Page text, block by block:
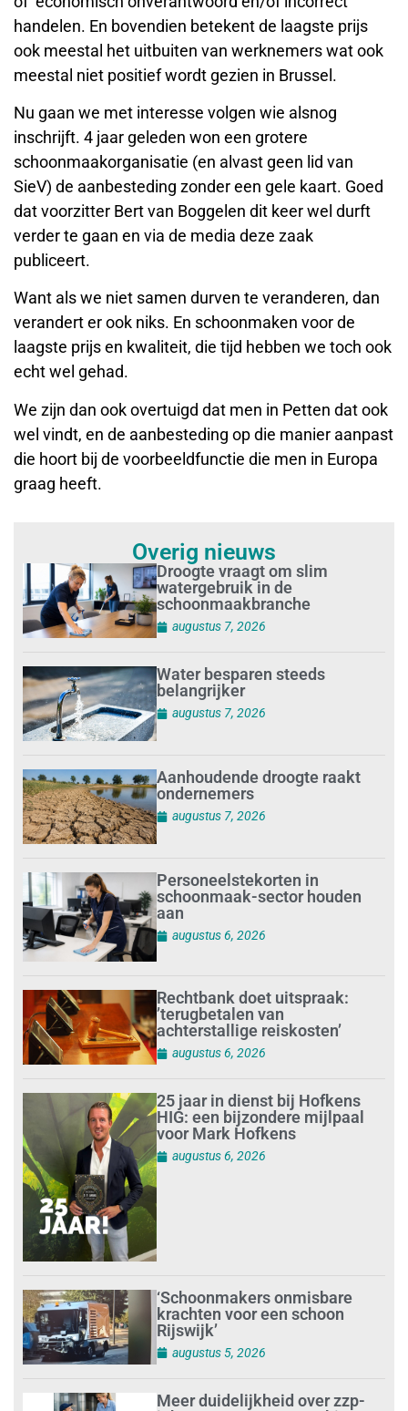
handelen. En bovendien betekent de laagste prijs
ook meestal het uitbuiten van werknemers wat ook
meestal niet positief wordt gezien in Brussel.
Nu gaan we met interesse volgen wie alsnog
inschrijft. 4 jaar geleden won een grotere
schoonmaakorganisatie (en alvast geen lid van
SieV) de aanbesteding zonder een gele kaart. Goed
dat voorzitter Bert van Boggelen dit keer wel durft
verder te gaan en via de media deze zaak
publiceert.
Want als we niet samen durven te veranderen, dan
verandert er ook niks. En schoonmaken voor de
laagste prijs en kwaliteit, die tijd hebben we toch ook
echt wel gehad.
We zijn dan ook overtuigd dat men in Petten dat ook
wel vindt, en de aanbesteding op die manier aanpast
die hoort bij de voorbeeldfunctie die men in Europa
graag heeft.
Overig nieuws
Droogte vraagt om slim
watergebruik in de
schoonmaakbranche
augustus 7, 2026
Water besparen steeds
belangrijker
augustus 7, 2026
Aanhoudende droogte raakt
ondernemers
augustus 7, 2026
Personeelstekorten in
schoonmaak-sector houden
aan
augustus 6, 2026
Rechtbank doet uitspraak:
’terugbetalen van
achterstallige reiskosten’
augustus 6, 2026
25 jaar in dienst bij Hofkens
HIG: een bijzondere mijlpaal
voor Mark Hofkens
augustus 6, 2026
‘Schoonmakers onmisbare
krachten voor een schoon
Rijswijk’
augustus 5, 2026
Meer duidelijkheid over zzp-